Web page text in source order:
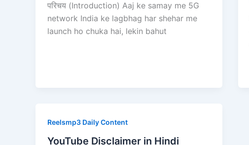
परिचय (Introduction) Aaj ke samay me 5G
network India ke lagbhag har shehar me
launch ho chuka hai, lekin bahut
Reelsmp3 Daily Content
YouTube Disclaimer in Hindi